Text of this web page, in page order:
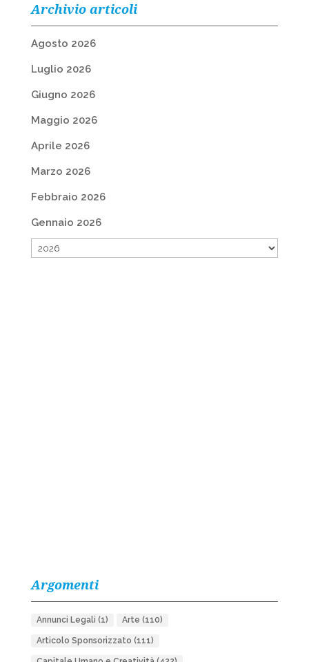
Archivio articoli
Agosto 2026
Luglio 2026
Giugno 2026
Maggio 2026
Aprile 2026
Marzo 2026
Febbraio 2026
Gennaio 2026
Argomenti
Annunci Legali (1) Arte (110)
Articolo Sponsorizzato (111)